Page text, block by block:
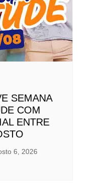
SEMANA
COM
ENTRE
6, 2026